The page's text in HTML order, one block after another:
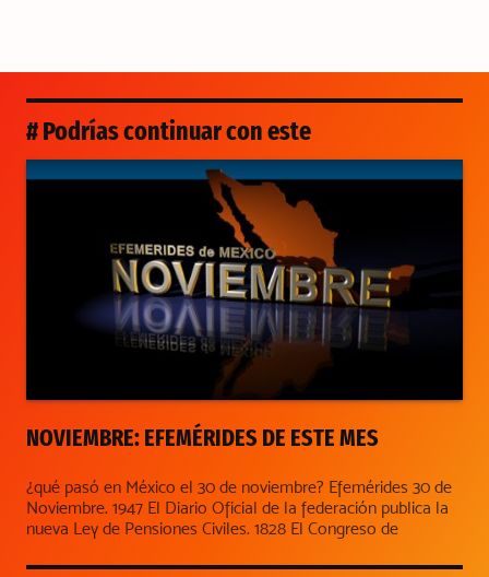
# Podrías continuar con este
NOVIEMBRE: EFEMÉRIDES DE ESTE MES
¿qué pasó en México el 30 de noviembre? Efemérides 30 de
Noviembre. 1947 El Diario Oficial de la federación publica la
nueva Ley de Pensiones Civiles. 1828 El Congreso de